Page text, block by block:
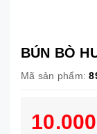
BÚN BÒ
Mã sản phẩm: